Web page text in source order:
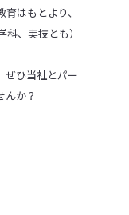
はもとより、
、実技とも）
ぜひ当社とパー
んか？